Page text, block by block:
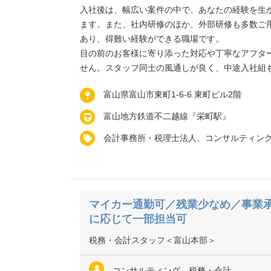
入社後は、幅広い案件の中で、あなたの経験を
ます。また、社内研修のほか、外部研修も多数
あり、得難い経験ができる職場です。
目の前のお客様に寄り添った対応や丁寧なアフ
せん。スタッフ同士の風通しが良く、中途入社
富山県富山市東町1-6-6 東町ビル2階
富山地方鉄道不二越線『栄町駅』
会計事務所・税理士法人、コンサルティン
マイカー通勤可／残業少なめ／事業
に応じて一部担当可
税務・会計スタッフ＜富山本部＞